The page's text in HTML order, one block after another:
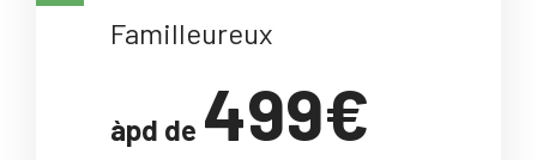
Familleureux
àpd de 499€